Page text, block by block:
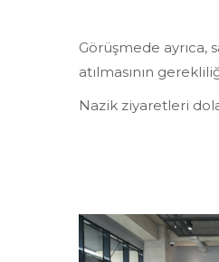
Görüşmede
atılmasının
Nazik ziyaretleri